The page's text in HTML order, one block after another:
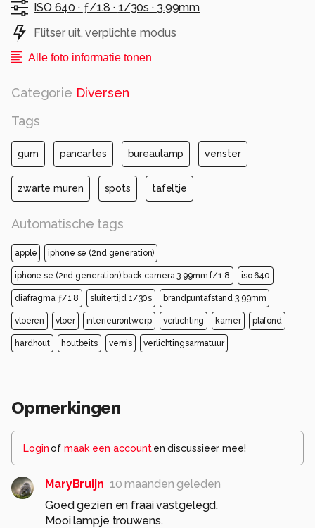
ISO 640 · ƒ/1.8 · 1/30s · 3.99mm
Flitser uit, verplichte modus
Alle foto informatie tonen
Categorie Diversen
Tags
gum pancartes bureaulamp venster
zwarte muren spots tafeltje
Automatische tags
apple iphone se (2nd generation)
iphone se (2nd generation) back camera 3.99mm f/1.8 iso 640
diafragma ƒ/1.8 sluitertijd 1/30s brandpuntafstand 3.99mm
vloeren vloer interieurontwerp verlichting kamer plafond
hardhout houtbeits vernis verlichtingsarmatuur
Opmerkingen
Loginof maak een account en discussieer mee!
MaryBruijn 10 maanden geleden
Goed gezien en fraai vastgelegd.
Mooi lampje trouwens.